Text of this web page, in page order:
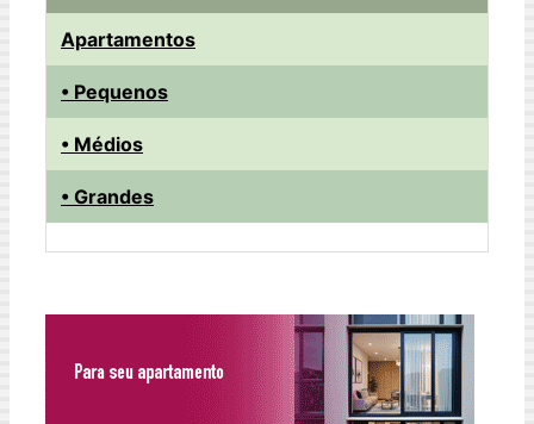
Apartamentos
• Pequenos
• Médios
• Grandes